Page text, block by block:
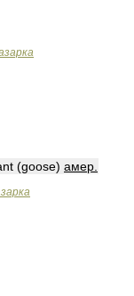
(goose) амер.